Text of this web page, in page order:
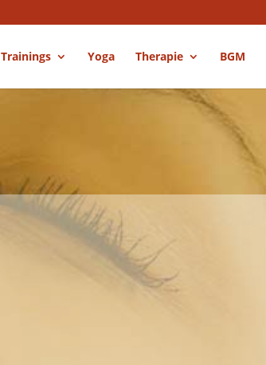
Trainings Yoga Therapie BGM